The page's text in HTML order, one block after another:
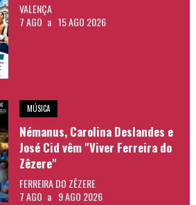
VALENÇA
7 AGO a 15 AGO 2026
MÚSICA
Némanus, Carolina Deslandes e
José Cid vêm "Viver Ferreira do
Zêzere"
FERREIRA DO ZÊZERE
7 AGO a 9 AGO 2026